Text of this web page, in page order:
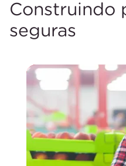
Construindo
seguras